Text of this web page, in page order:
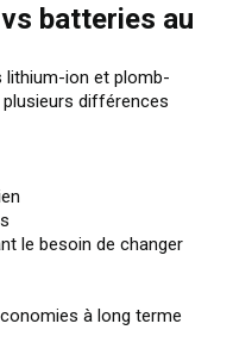
batteries au
lithium-ion et plomb-
différences
le besoin de changer
à long terme